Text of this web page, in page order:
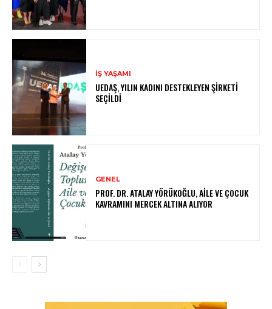
İŞ YAŞAMI
UEDAŞ, YILIN KADINI DESTEKLEYEN ŞIRKETI
SEÇILDI
GENEL
PROF. DR. ATALAY YÖRÜKOĞLU, AILE VE ÇOCUK
KAVRAMINI MERCEK ALTINA ALIYOR